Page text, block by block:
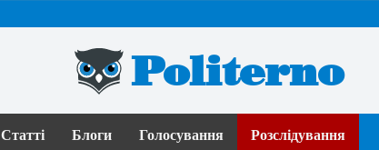
Politerno
Статті Блоги Голосування Розслідування